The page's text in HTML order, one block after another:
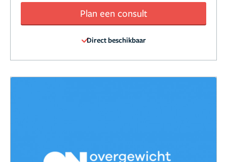
Plan een consult
Direct beschikbaar